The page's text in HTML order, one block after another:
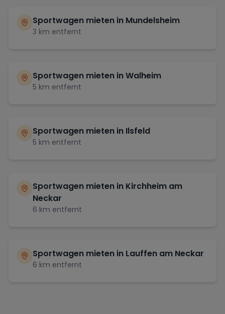
Sportwagen mieten in Mundelsheim
3 km entfernt
Sportwagen mieten inWalheim
5 km entfernt
Sportwagen mieten in Ilsfeld
5 km entfernt
Sportwagen mieten in Kirchheim am
Neckar
6 km entfernt
Sportwagen mieten in Lauffen am Neckar
6 km entfernt